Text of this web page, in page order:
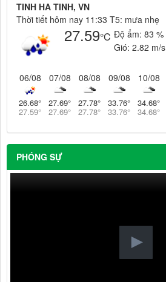
TINH HA TINH, VN
Thời tiết hôm nay 11:33 T5: mưa nhẹ
27.59°C Độ ẩm: 83 %
Gió: 2.82 m/s
06/08
26.68°
27.59°
07/08
27.69°
27.69°
08/08
27.78°
27.78°
09/08
33.76°
33.76°
10/08
34.68°
34.68°
PHÓNG SỰ